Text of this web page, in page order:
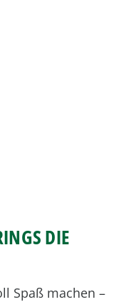
DIE
Spaß machen –